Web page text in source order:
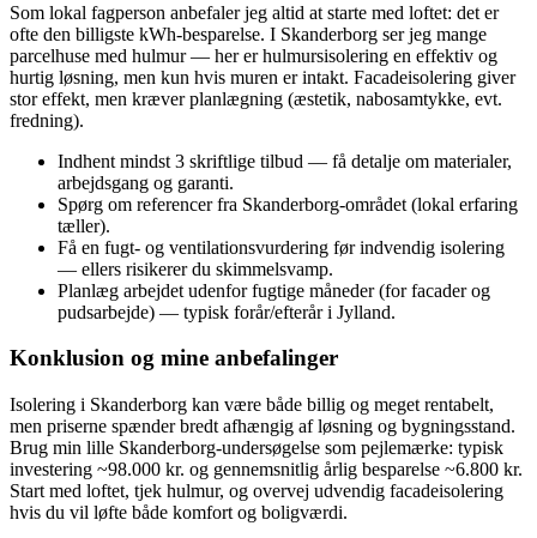
Som lokal fagperson anbefaler jeg altid at starte med loftet: det er
ofte den billigste kWh‑besparelse. I Skanderborg ser jeg mange
parcelhuse med hulmur — her er hulmursisolering en effektiv og
hurtig løsning, men kun hvis muren er intakt. Facadeisolering giver
stor effekt, men kræver planlægning (æstetik, nabosamtykke, evt.
fredning).
Indhent mindst 3 skriftlige tilbud — få detalje om materialer,
arbejdsgang og garanti.
Spørg om referencer fra Skanderborg-området (lokal erfaring
tæller).
Få en fugt- og ventilationsvurdering før indvendig isolering
— ellers risikerer du skimmelsvamp.
Planlæg arbejdet udenfor fugtige måneder (for facader og
pudsarbejde) — typisk forår/efterår i Jylland.
Konklusion og mine anbefalinger
Isolering i Skanderborg kan være både billig og meget rentabelt,
men priserne spænder bredt afhængig af løsning og bygningsstand.
Brug min lille Skanderborg‑undersøgelse som pejlemærke: typisk
investering ~98.000 kr. og gennemsnitlig årlig besparelse ~6.800 kr.
Start med loftet, tjek hulmur, og overvej udvendig facadeisolering
hvis du vil løfte både komfort og boligværdi.